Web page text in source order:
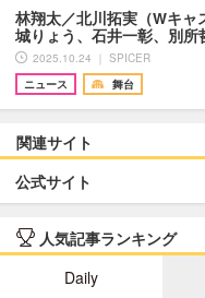
林翔太／北川拓実（Wキ
城りょう、石井一彰、別
2025.10.24 ｜ SPICER
ニュース
舞台
関連サイト
公式サイト
人気記事ランキング
Daily